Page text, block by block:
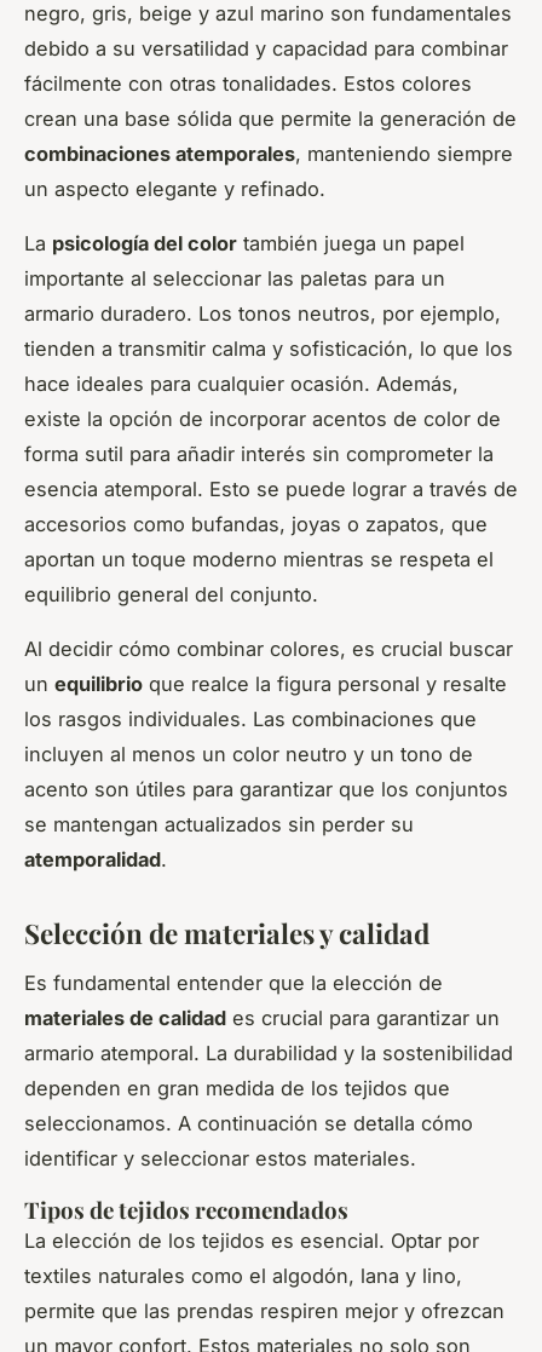
negro, gris, beige y azul marino son fundamentales
debido a su versatilidad y capacidad para combinar
fácilmente con otras tonalidades. Estos colores
crean una base sólida que permite la generación de
combinaciones atemporales, manteniendo siempre
un aspecto elegante y refinado.
La psicología del color también juega un papel
importante al seleccionar las paletas para un
armario duradero. Los tonos neutros, por ejemplo,
tienden a transmitir calma y sofisticación, lo que los
hace ideales para cualquier ocasión. Además,
existe la opción de incorporar acentos de color de
forma sutil para añadir interés sin comprometer la
esencia atemporal. Esto se puede lograr a través de
accesorios como bufandas, joyas o zapatos, que
aportan un toque moderno mientras se respeta el
equilibrio general del conjunto.
Al decidir cómo combinar colores, es crucial buscar
un equilibrio que realce la figura personal y resalte
los rasgos individuales. Las combinaciones que
incluyen al menos un color neutro y un tono de
acento son útiles para garantizar que los conjuntos
se mantengan actualizados sin perder su
atemporalidad.
Selección de materiales y calidad
Es fundamental entender que la elección de
materiales de calidad es crucial para garantizar un
armario atemporal. La durabilidad y la sostenibilidad
dependen en gran medida de los tejidos que
seleccionamos. A continuación se detalla cómo
identificar y seleccionar estos materiales.
Tipos de tejidos recomendados
La elección de los tejidos es esencial. Optar por
textiles naturales como el algodón, lana y lino,
permite que las prendas respiren mejor y ofrezcan
un mayor confort. Estos materiales no solo son